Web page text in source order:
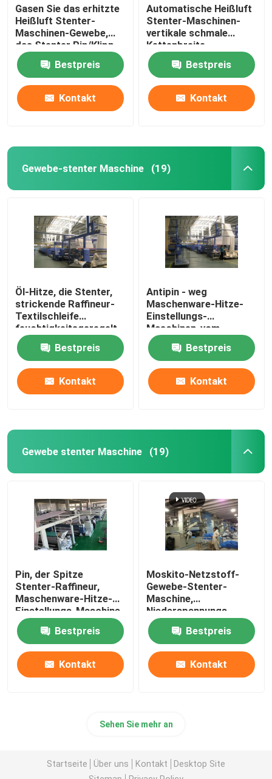
Gasen Sie das erhitzte
Heißluft Stenter-
Maschinen-Gewebe,
das Stenter Pin/Klipp
kombiniert werden
beendet Bestpreis
Kontakt
Automatische Heißluft
Stenter-Maschinen-
vertikale schmale
Kettenbreite
besonders angefertigt
Bestpreis
Kontakt
Gewebe-stenter Maschine (19)
Öl-Hitze, die Stenter,
strickende Raffineur-
Textilschleife
feuchtigkeitsgeregelt
einstellt
Bestpreis
Kontakt
Antipin - weg
Maschenware-Hitze-
Einstellungs-
Maschinen-vom
offenen Breiten-
Eintritt/von der
Luftkühlung
Bestpreis
Kontakt
Gewebe stenter Maschine (19)
Pin, der Spitze
Stenter-Raffineur,
Maschenware-Hitze-
Einstellungs-Maschine
hält
Bestpreis
Kontakt
Moskito-Netzstoff-
Gewebe-Stenter-
Maschine,
Niederspannungs-
Heißluft Stenter-
MaschineBestpreis
Kontakt
Sehen Sie mehr an
Startseite Über uns Kontakt
Desktop Site